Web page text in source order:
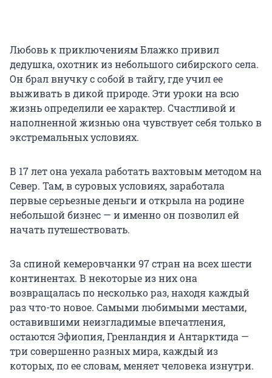
Любовь к приключениям Блажко привил
дедушка, охотник из небольшого сибирского села.
Он брал внучку с собой в тайгу, где учил ее
выживать в дикой природе. Эти уроки на всю
жизнь определили ее характер. Счастливой и
наполненной жизнью она чувствует себя только в
экстремальных условиях.
В 17 лет она уехала работать вахтовым методом на
Север. Там, в суровых условиях, заработала
первые серьезные деньги и открыла на родине
небольшой бизнес — и именно он позволил ей
начать путешествовать.
За спиной кемеровчанки 97 стран на всех шести
континентах. В некоторые из них она
возвращалась по несколько раз, находя каждый
раз что-то новое. Самыми любимыми местами,
оставившими неизгладимые впечатления,
остаются Эфиопия, Гренландия и Антарктида —
три совершенно разных мира, каждый из
которых, по ее словам, меняет человека изнутри.